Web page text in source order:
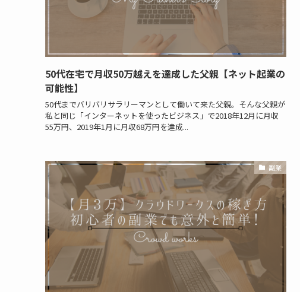
50代在宅で月収50万越えを達成した父親【ネット起業の
可能性】
50代までバリバリサラリーマンとして働いて来た父親。そんな父親が
私と同じ「インターネットを使ったビジネス」で2018年12月に月収
55万円、2019年1月に月収68万円を達成...
副業